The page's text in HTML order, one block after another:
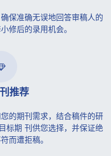
保准确无误地回答审稿人的
修后的录用机会。
推荐
的期刊需求，结合稿件的研
标期 刊供您选择，并保证绝
而遭拒稿。